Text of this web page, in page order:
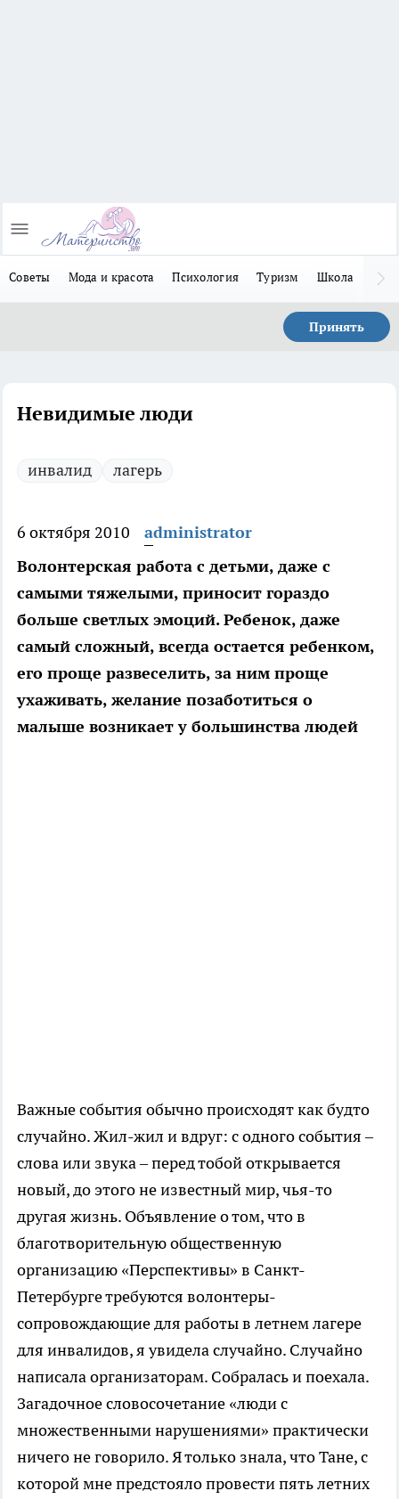
Советы Мода и красота Психология Туризм Школа
Принять
Невидимые люди
инвалид лагерь
6 октября 2010
administrator
Волонтерская работа с детьми, даже с
самыми тяжелыми, приносит гораздо
больше светлых эмоций. Ребенок, даже
самый сложный, всегда остается ребенком,
его проще развеселить, за ним проще
ухаживать, желание позаботиться о
малыше возникает у большинства людей
Важные события обычно происходят как будто
случайно. Жил-жил и вдруг: с одного события –
слова или звука – перед тобой открывается
новый, до этого не известный мир, чья-то
другая жизнь. Объявление о том, что в
благотворительную общественную
организацию «Перспективы» в Санкт-
Петербурге требуются волонтеры-
сопровождающие для работы в летнем лагере
для инвалидов, я увидела случайно. Случайно
написала организаторам. Собралась и поехала.
Загадочное словосочетание «люди с
множественными нарушениями» практически
ничего не говорило. Я только знала, что Тане, с
которой мне предстояло провести пять летних